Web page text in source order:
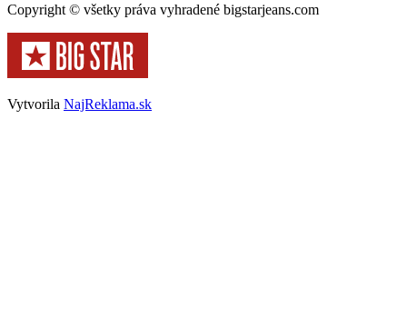
Copyright © všetky práva vyhradené bigstarjeans.com
Vytvorila NajReklama.sk